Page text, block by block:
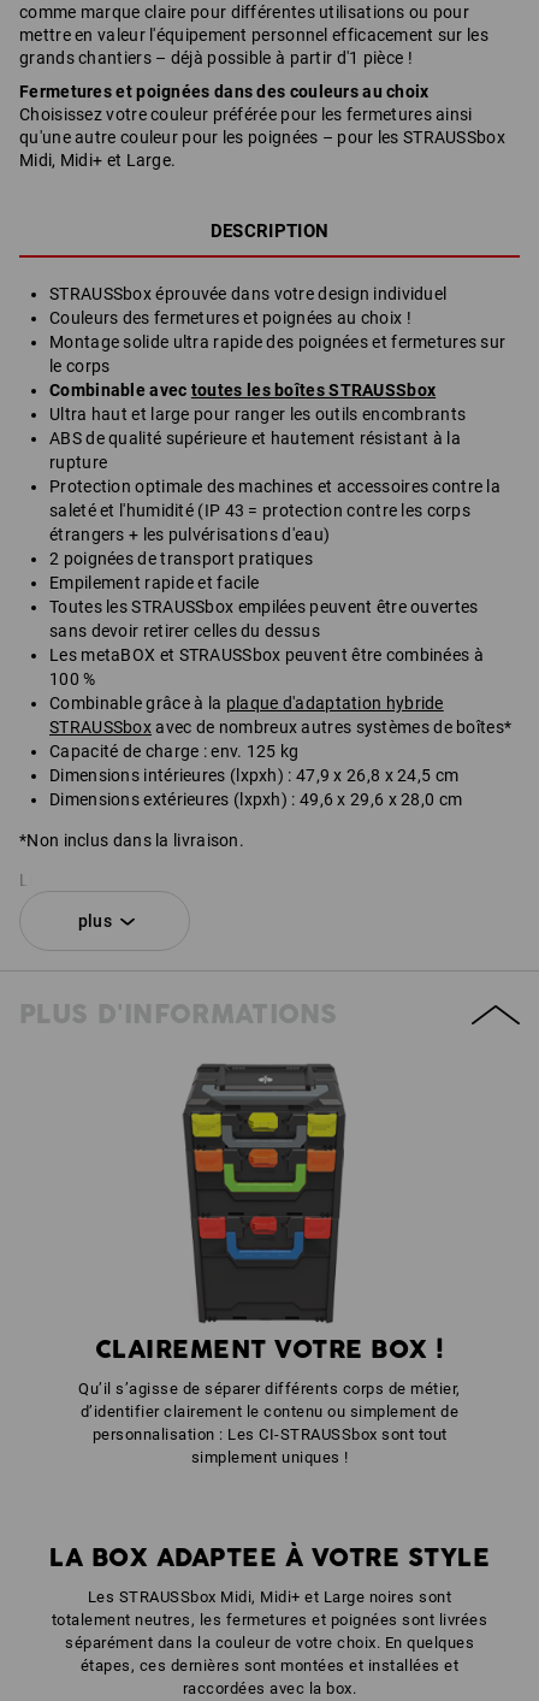
comme marque claire pour différentes utilisations ou pour
mettre en valeur l'équipement personnel efficacement sur les
grands chantiers – déjà possible à partir d'1 pièce !
Fermetures et poignées dans des couleurs au choix
Choisissez votre couleur préférée pour les fermetures ainsi
qu'une autre couleur pour les poignées – pour les STRAUSSbox
Midi, Midi+ et Large.
DESCRIPTION
STRAUSSbox éprouvée dans votre design individuel
Couleurs des fermetures et poignées au choix !
Montage solide ultra rapide des poignées et fermetures sur
le corps
Combinable avec toutes les boîtes STRAUSSbox
Ultra haut et large pour ranger les outils encombrants
ABS de qualité supérieure et hautement résistant à la
rupture
Protection optimale des machines et accessoires contre la
saleté et l'humidité (IP 43 = protection contre les corps
étrangers + les pulvérisations d'eau)
2 poignées de transport pratiques
Empilement rapide et facile
Toutes les STRAUSSbox empilées peuvent être ouvertes
sans devoir retirer celles du dessus
Les metaBOX et STRAUSSbox peuvent être combinées à
100 %
Combinable grâce à la plaque d'adaptation hybride
STRAUSSboxavec de nombreux autres systèmes de boîtes*
Capacité de charge : env. 125 kg
Dimensions intérieures (lxpxh) : 47,9 x 26,8 x 24,5 cm
Dimensions extérieures (lxpxh) : 49,6 x 29,6 x 28,0 cm
*Non inclus dans la livraison.
Livré sans contenu.
KIT COMPOSÉ DE :
couleur: noir
Fermetures STRAUSSbox
Poignée avant STRAUSSbox uni + poignée couvercle
plus
PLUS D'INFORMATIONS
CLAIREMENT VOTRE BOX !
Qu’il s’agisse de séparer différents corps de métier,
d’identifier clairement le contenu ou simplement de
personnalisation : Les CI-STRAUSSbox sont tout
simplement uniques !
LA BOX ADAPTEE À VOTRE STYLE
Les STRAUSSbox Midi, Midi+ et Large noires sont
totalement neutres, les fermetures et poignées sont livrées
séparément dans la couleur de votre choix. En quelques
étapes, ces dernières sont montées et installées et
raccordées avec la box.